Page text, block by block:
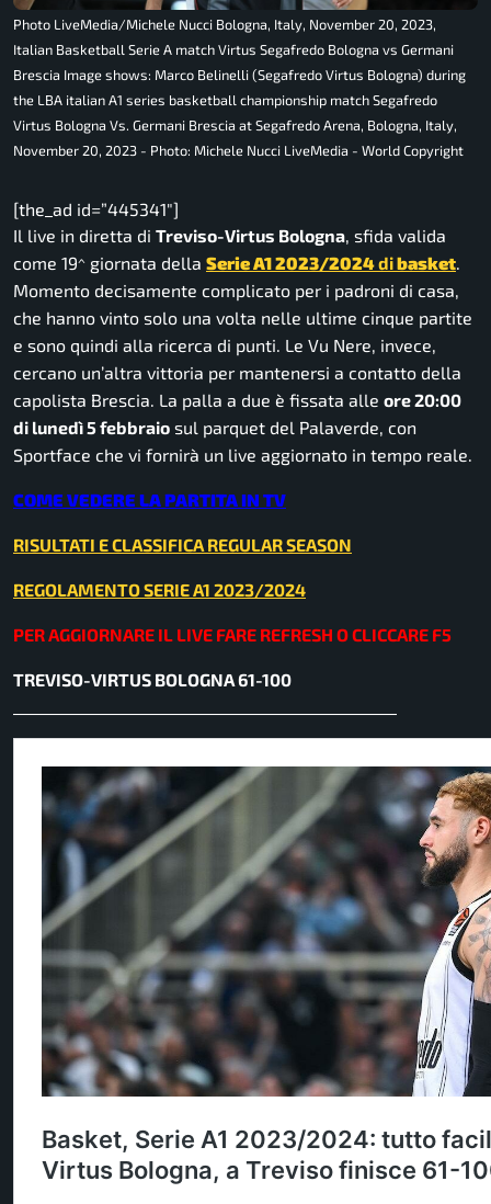
Photo LiveMedia/Michele Nucci Bologna, Italy, November 20, 2023,
Italian Basketball Serie A match Virtus Segafredo Bologna vs Germani
Brescia Image shows: Marco Belinelli (Segafredo Virtus Bologna) during
the LBA italian A1 series basketball championship match Segafredo
Virtus Bologna Vs. Germani Brescia at Segafredo Arena, Bologna, Italy,
November 20, 2023 - Photo: Michele Nucci LiveMedia - World Copyright
[the_ad id=”445341″]
Il live in diretta di Treviso-Virtus Bologna, sfida valida
come 19^ giornata della Serie A1 2023/2024dibasket.
Momento decisamente complicato per i padroni di casa,
che hanno vinto solo una volta nelle ultime cinque partite
e sono quindi alla ricerca di punti. Le Vu Nere, invece,
cercano un’altra vittoria per mantenersi a contatto della
capolista Brescia. La palla a due è fissata alle ore 20:00
di lunedì 5 febbraio sul parquet del Palaverde, con
Sportface che vi fornirà un live aggiornato in tempo reale.
COME VEDERE LA PARTITA IN TV
RISULTATI E CLASSIFICA REGULAR SEASON
REGOLAMENTO SERIE A1 2023/2024
PER AGGIORNARE IL LIVE FARE REFRESH O CLICCARE F5
TREVISO-VIRTUS BOLOGNA 61-100